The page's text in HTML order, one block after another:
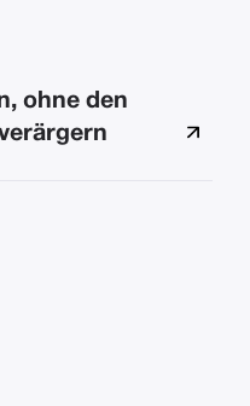
ohne den